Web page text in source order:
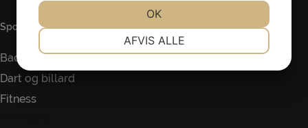
Sportsgrene
Badminton
Dart og billard
Fitness
MARKETING
AFVIS ALLE
OK